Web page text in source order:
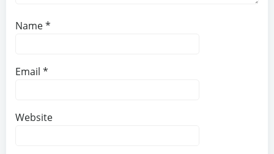
Name*
Email *
Website